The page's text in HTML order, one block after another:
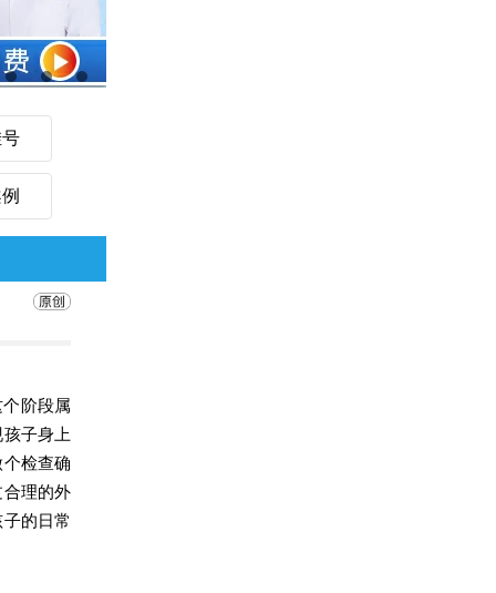
阶段属
子身上
检查确
理的外
的日常